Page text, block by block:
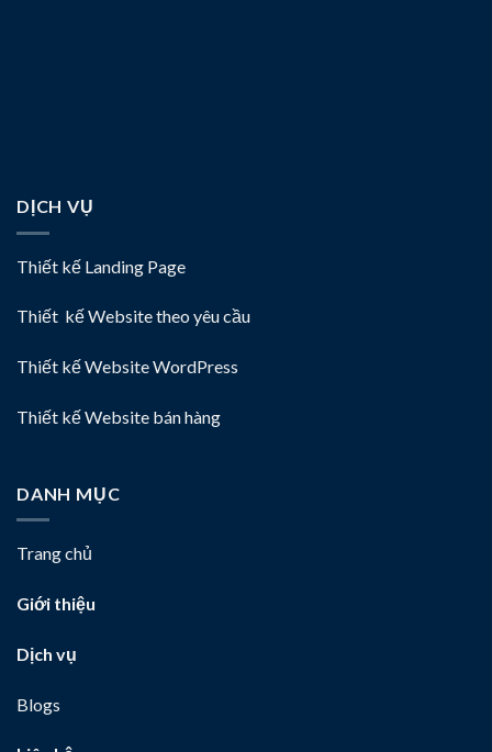
DỊCH VỤ
Thiết kế Landing Page
Thiết kế Website theo yêu cầu
Thiết kế Website WordPress
Thiết kế Website bán hàng
DANH MỤC
Trang chủ
Giới thiệu
Dịch vụ
Blogs